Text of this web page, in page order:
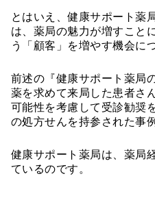
とはいえ、健康サポート薬
は、薬局の魅力が増すこと
う「顧客」を増やす機会に
前述の『健康サポート薬局
薬を求めて来局した患者さ
可能性を考慮して受診勧奨
の処方せんを持参された事
健康サポート薬局は、薬局
ているのです。